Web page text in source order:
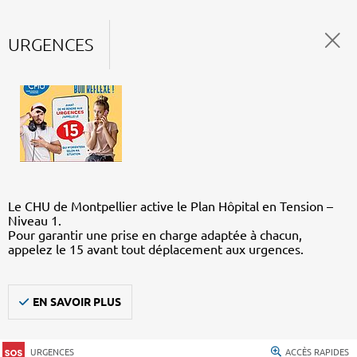
URGENCES
Le CHU de Montpellier active le Plan Hôpital en Tension –
Niveau 1.
Pour garantir une prise en charge adaptée à chacun,
appelez le 15 avant tout déplacement aux urgences.
EN SAVOIR PLUS
URGENCES ACCÈS RAPIDES